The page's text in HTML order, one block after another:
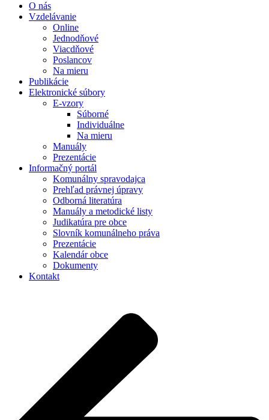
O nás
Vzdelávanie
Online
Jednodňové
Viacdňové
Poslancov
Na mieru
Publikácie
Elektronické súbory
E-vzory
Súborné
Individuálne
Na mieru
Manuály
Prezentácie
Informačný portál
Komunálny spravodajca
Prehľad právnej úpravy
Odborná literatúra
Manuály a metodické listy
Judikatúra pre obce
Slovník komunálneho práva
Prezentácie
Kalendár obce
Dokumenty
Kontakt